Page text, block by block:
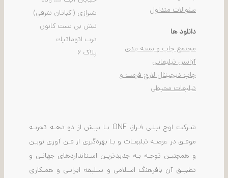
سئوالات متداول
شیرازی (اكباتان شرقي)
نبش بن بست كانون
درب اتوماتيك
پلاک ۶
دانلود ها
مجتمع چاپ و بسته بندی
آژانس تبلیغاتی
چاپ دیجیتال لارج فرمت و
تبلیغات محیطی
شـرکت اوج نیلـی فـراز، ONF بـا بیـش از دو دهـه تجربـه
موفـق در عرصـه تبلیغـات و بـا بهره‌گیری از فـن آوری نویـن
و همچنیـن توجـه بـه جدیدتریـن اسـتانداردهای جهانـی و
تطبیـق آن بافرهنگ اسـلامی و سـلیقه ایرانـی و همـکاری